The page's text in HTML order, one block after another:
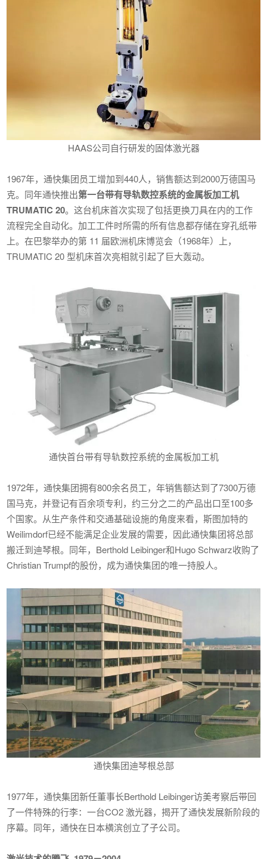
HAAS公司自行研发的固体激光器
1967年，通快集团员工增加到440人，销售额达到2000万德国马
克。同年通快推出第一台带有导轨数控系统的金属板加工机
TRUMATIC 20。这台机床首次实现了包括更换刀具在内的工作
流程完全自动化。加工工件时所需的所有信息都存储在穿孔纸带
上。在巴黎举办的第 11 届欧洲机床博览会（1968年）上，
TRUMATIC 20 型机床首次亮相就引起了巨大轰动。
通快首台带有导轨数控系统的金属板加工机
1972年，通快集团拥有800余名员工，年销售额达到了7300万德
国马克，并登记有百余项专利，约三分之二的产品出口至100多
个国家。从生产条件和交通基础设施的角度来看，斯图加特的
Weilimdorf已经不能满足企业发展的需要，因此通快集团将总部
搬迁到迪琴根。同年，Berthold Leibinger和Hugo Schwarz收购了
Christian Trumpf的股份，成为通快集团的唯一持股人。
通快集团迪琴根总部
1977年，通快集团新任董事长Berthold Leibinger访美考察后带回
了一件特殊的行李：一台CO2 激光器，揭开了通快发展新阶段的
序幕。同年，通快在日本横滨创立了子公司。